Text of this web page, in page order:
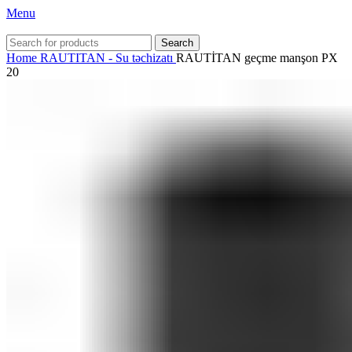
Menu
Search
Home RAUTITAN - Su təchizatı RAUTİTAN geçme manşon PX
20